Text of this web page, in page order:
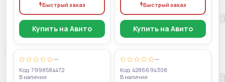
Быстрый заказ
Купить на Авито
Быстрый заказ
Купить на Авито
—
Код: 7998584472
В наличии
—
Код: 4286694308
В наличии